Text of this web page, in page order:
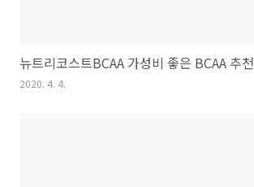
뉴트리코스트BCAA 가성비 좋은 BCAA 추천
2020. 4. 4.